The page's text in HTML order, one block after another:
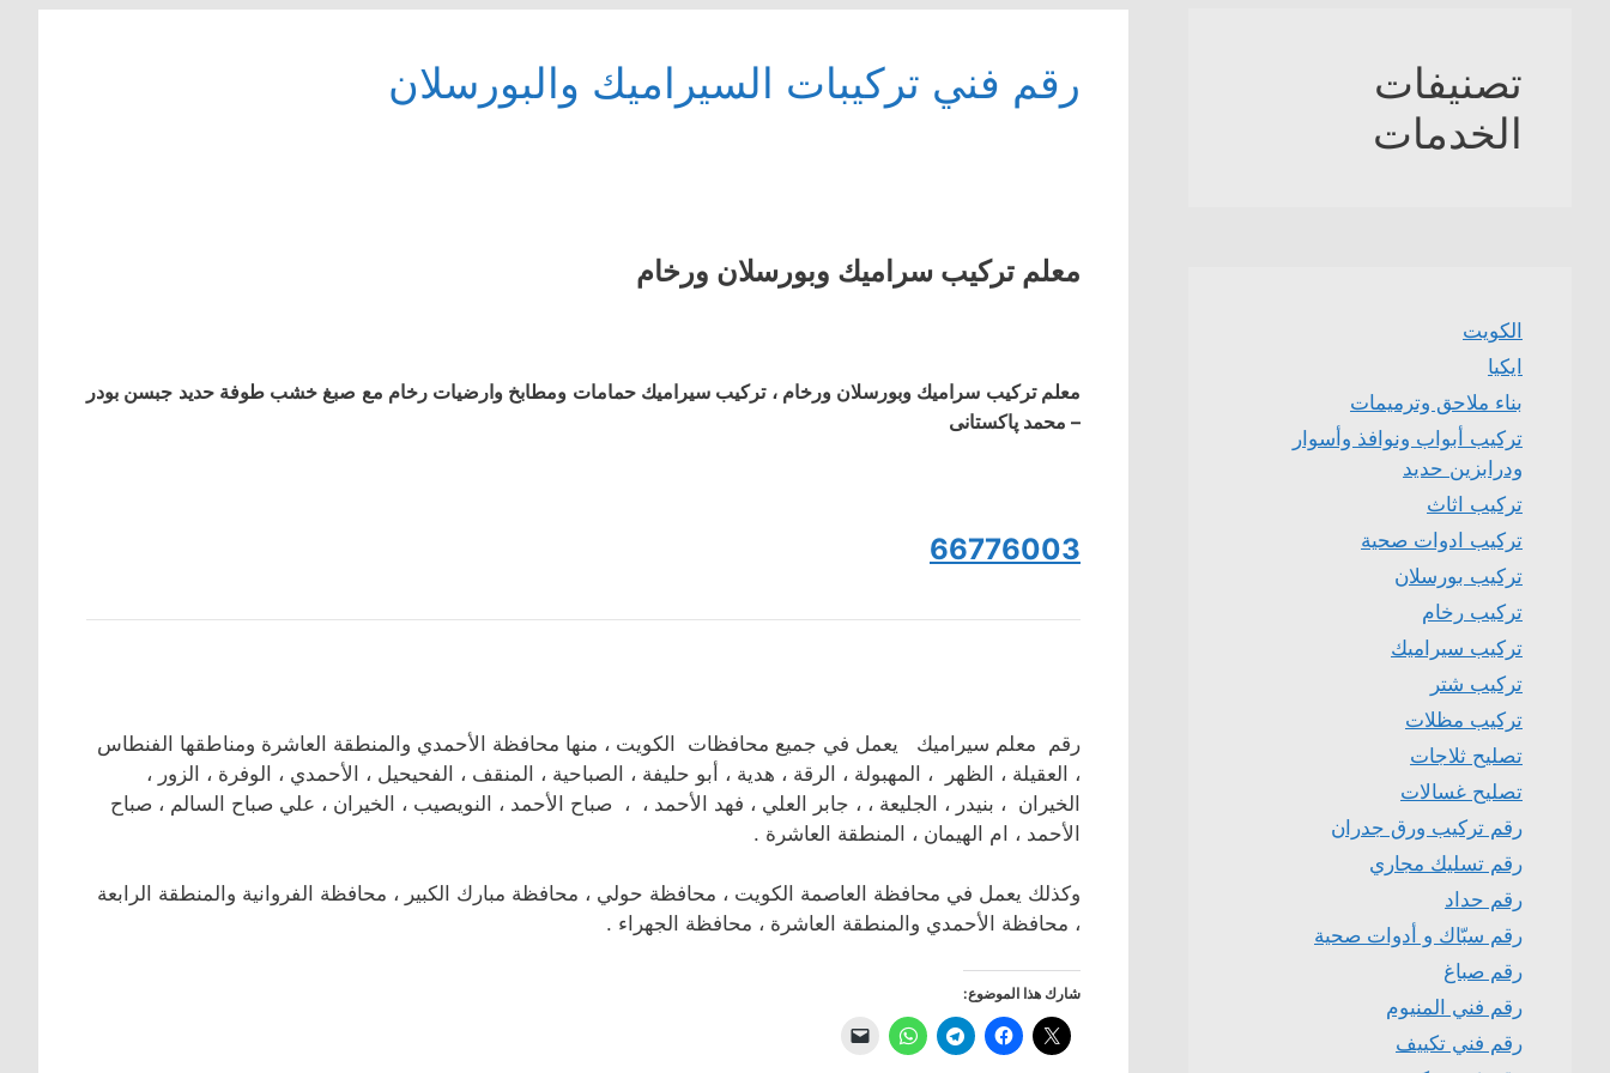
رقم فني تركيبات السيراميك والبورسلان
معلم ترکیب سرامیك وبورسلان ورخام
معلم ترکیب سرامیك وبورسلان ورخام ، تركيب سيراميك حمامات ومطابخ وارضیات رخام مع صبغ خشب طوفة حدید جبسن بودر
– محمد پاکستانی
66776003
رقم معلم سيراميك يعمل في جميع محافظات الكويت ، منها محافظة الأحمدي والمنطقة العاشرة ومناطقها الفنطاس
، العقيلة ، الظهر ، المهبولة ، الرقة ، هدية ، أبو حليفة ، الصباحية ، المنقف ، الفحيحيل ، الأحمدي ، الوفرة ، الزور ،
الخيران ، بنيدر ، الجليعة ، ، جابر العلي ، فهد الأحمد ، ، صباح الأحمد ، النويصيب ، الخيران ، علي صباح السالم ، صباح
الأحمد ، ام الهيمان ، المنطقة العاشرة .
وكذلك يعمل في محافظة العاصمة الكويت ، محافظة حولي ، محافظة مبارك الكبير ، محافظة الفروانية والمنطقة الرابعة
، محافظة الأحمدي والمنطقة العاشرة ، محافظة الجهراء .
شارك هذا الموضوع:
تصنيفات
الخدمات
الكويت
ايكيا
بناء ملاحق وترميمات
تركيب أبواب ونوافذ وأسوار
ودرابزين حديد
تركيب اثاث
تركيب ادوات صحية
تركيب بورسلان
تركيب رخام
تركيب سيراميك
تركيب شتر
تركيب مظلات
تصليح ثلاجات
تصليح غسالات
رقم تركيب ورق جدران
رقم تسليك مجاري
رقم حداد
رقم سبّاك و أدوات صحية
رقم صباغ
رقم فني المنيوم
رقم فني تكييف